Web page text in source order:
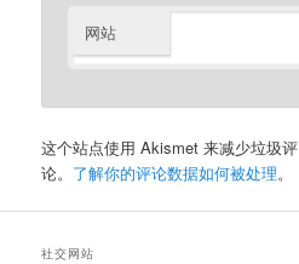
网站
这个站点使用 Akismet 来减少垃圾评
论。 了解你的评论数据如何被处理。
社交网站